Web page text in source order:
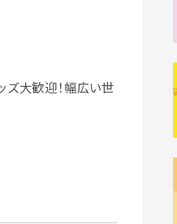
ズ大歓迎！幅広い世